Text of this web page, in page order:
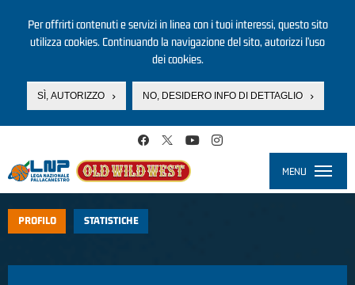
Per offrirti contenuti e servizi in linea con i tuoi interessi, questo sito
utilizza cookies. Continuando la navigazione del sito, autorizzi l’uso
dei cookies.
SÌ, AUTORIZZO NO, DESIDERO INFO DI DETTAGLIO
MENU
PROFILO STATISTICHE